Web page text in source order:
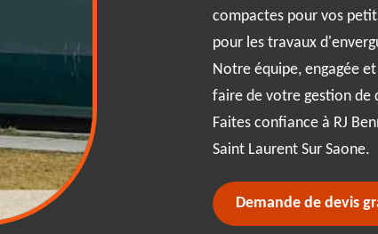
types, idéales pour les
recyclables ou les
accompagne dans cette
sur mesure pour un
compactes pour vos
pour les travaux
Notre équipe, engagée
faire de votre gestion de
Faites confiance à RJ
Saint Laurent Sur Saone.
Demande de devis